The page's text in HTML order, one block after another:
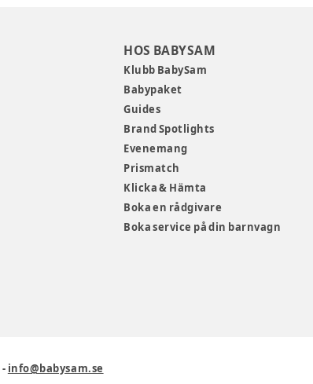
HOS BABYSAM
Klubb BabySam
Babypaket
Guides
Brand Spotlights
Evenemang
Prismatch
Klicka & Hämta
Boka en rådgivare
Boka service på din barnvagn
- info@babysam.se